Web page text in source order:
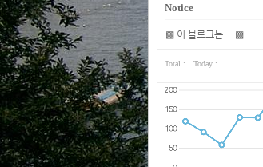
Notice
▩ 이 블로그는... ▩
Total : Today :